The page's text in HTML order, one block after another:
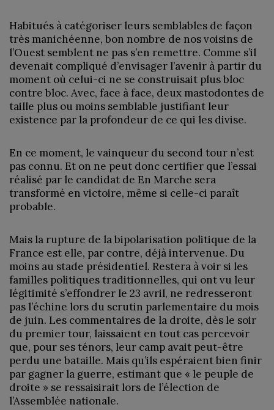
Habitués à catégoriser leurs semblables de façon
très manichéenne, bon nombre de nos voisins de
l’Ouest semblent ne pas s’en remettre. Comme s’il
devenait compliqué d’envisager l’avenir à partir du
moment où celui-ci ne se construisait plus bloc
contre bloc. Avec, face à face, deux mastodontes de
taille plus ou moins semblable justifiant leur
existence par la profondeur de ce qui les divise.
En ce moment, le vainqueur du second tour n’est
pas connu. Et on ne peut donc certifier que l’essai
réalisé par le candidat de En Marche sera
transformé en victoire, même si celle-ci paraît
probable.
Mais la rupture de la bipolarisation politique de la
France est elle, par contre, déjà intervenue. Du
moins au stade présidentiel. Restera à voir si les
familles politiques traditionnelles, qui ont vu leur
légitimité s’effondrer le 23 avril, ne redresseront
pas l’échine lors du scrutin parlementaire du mois
de juin. Les commentaires de la droite, dès le soir
du premier tour, laissaient en tout cas percevoir
que, pour ses ténors, leur camp avait peut-être
perdu une bataille. Mais qu’ils espéraient bien finir
par gagner la guerre, estimant que « le peuple de
droite » se ressaisirait lors de l’élection de
l’Assemblée nationale.